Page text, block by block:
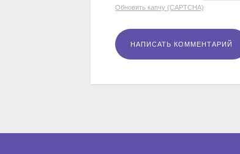
Обновить капчу (CAPTCHA)